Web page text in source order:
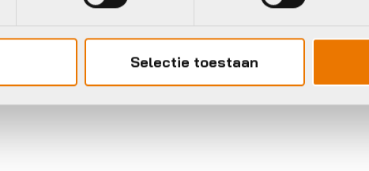
Selectie toestaan